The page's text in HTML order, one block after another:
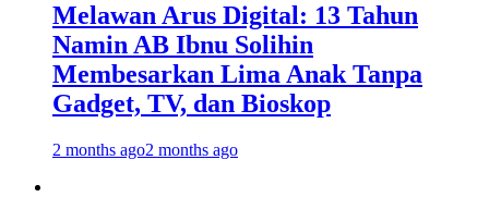
Melawan Arus Digital: 13 Tahun
Namin AB Ibnu Solihin
Membesarkan Lima Anak Tanpa
Gadget, TV, dan Bioskop
2 months ago2 months ago